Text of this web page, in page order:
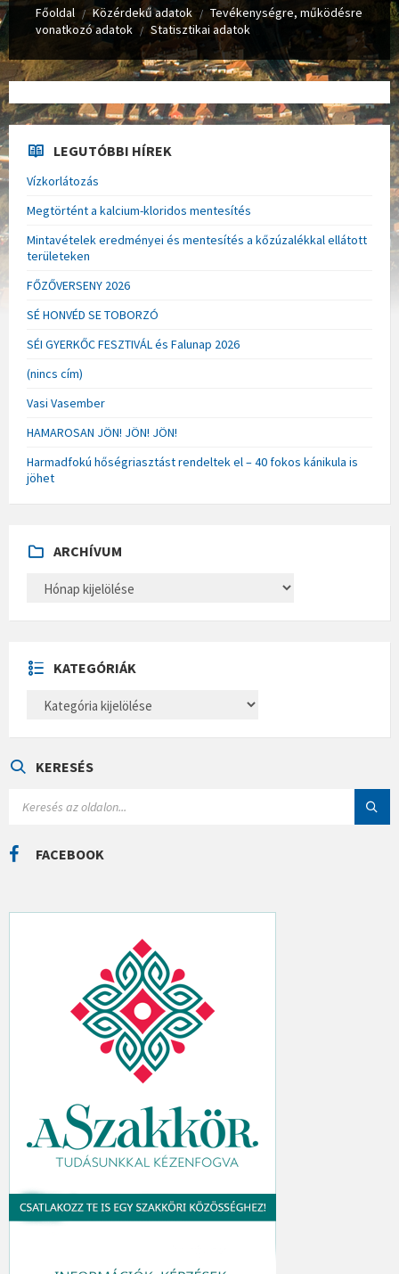
Főoldal / Közérdekű adatok / Tevékenységre, működésre
vonatkozó adatok / Statisztikai adatok
LEGUTÓBBI HÍREK
Vízkorlátozás
Megtörtént a kalcium-kloridos mentesítés
Mintavételek eredményei és mentesítés a kőzúzalékkal ellátott
területeken
FŐZŐVERSENY 2026
SÉ HONVÉD SE TOBORZÓ
SÉI GYERKŐC FESZTIVÁL és Falunap 2026
(nincs cím)
Vasi Vasember
HAMAROSAN JÖN! JÖN! JÖN!
Harmadfokú hőségriasztást rendeltek el – 40 fokos kánikula is
jöhet
ARCHÍVUM
H
U
M
KATEGÓRIÁK
E
Á
KERESÉS
C
H
FACEBOOK